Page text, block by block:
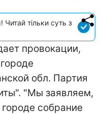
тільки суть з
провокации,
обл. Партия
"Мы заявляем,
собрание